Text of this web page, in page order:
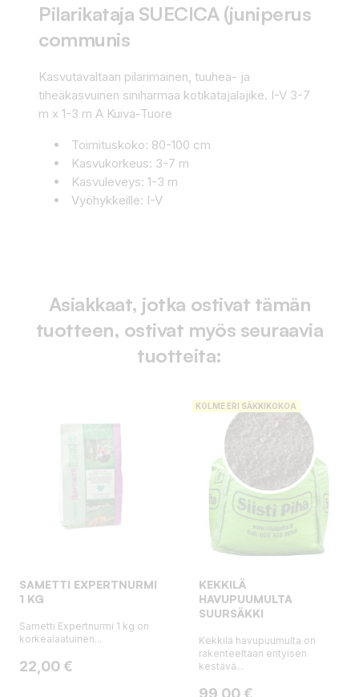
Pilarikataja SUECICA (juniperus
communis
Kasvutavaltaan pilarimainen, tuuhea- ja
tiheäkasvuinen siniharmaa kotikatajalajike. I-V 3-7
m x 1-3 m A Kuiva-Tuore
Toimituskoko: 80-100 cm
Kasvukorkeus: 3-7 m
Kasvuleveys: 1-3 m
Vyöhykkeille: I-V
Asiakkaat, jotka ostivat tämän
tuotteen, ostivat myös seuraavia
tuotteita:
SAMETTI EXPERTNURMI
1 KG
Sametti Expertnurmi 1 kg on
korkealaatuinen...
Hinta
22,00 €
KOLME ERI SÄKKIKOKOA
KEKKILÄ
HAVUPUUMULTA
SUURSÄKKI
Kekkilä havupuumulta on
rakenteeltaan erityisen
kestävä...
Hinta
99,00 €